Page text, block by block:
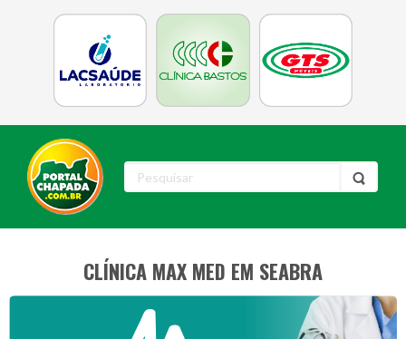
CLÍNICA MAX MED EM SEABRA